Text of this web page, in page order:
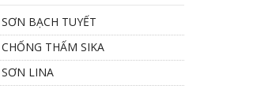
SƠN BẠCH TUYẾT
CHỐNG THẤM SIKA
SƠN LINA